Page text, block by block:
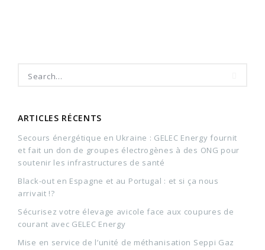
ARTICLES RÉCENTS
Secours énergétique en Ukraine : GELEC Energy fournit
et fait un don de groupes électrogènes à des ONG pour
soutenir les infrastructures de santé
Black-out en Espagne et au Portugal : et si ça nous
arrivait !?
Sécurisez votre élevage avicole face aux coupures de
courant avec GELEC Energy
Mise en service de l’unité de méthanisation Seppi Gaz